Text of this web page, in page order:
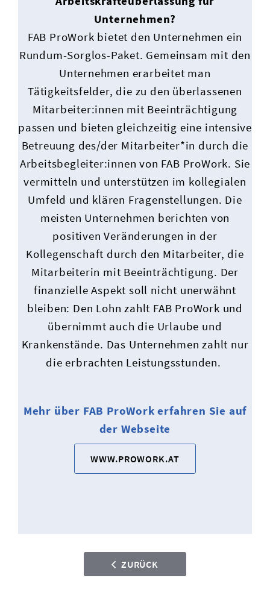
Unternehmen?
FAB ProWork bietet den Unternehmen ein
Rundum-Sorglos-Paket. Gemeinsam mit den
Unternehmen erarbeitet man
Tätigkeitsfelder, die zu den überlassenen
Mitarbeiter:innen mit Beeinträchtigung
passen und bieten gleichzeitig eine intensive
Betreuung des/der Mitarbeiter*in durch die
Arbeitsbegleiter:innen von FAB ProWork. Sie
vermitteln und unterstützen im kollegialen
Umfeld und klären Fragenstellungen. Die
meisten Unternehmen berichten von
positiven Veränderungen in der
Kollegenschaft durch den Mitarbeiter, die
Mitarbeiterin mit Beeinträchtigung. Der
finanzielle Aspekt soll nicht unerwähnt
bleiben: Den Lohn zahlt FAB ProWork und
übernimmt auch die Urlaube und
Krankenstände. Das Unternehmen zahlt nur
die erbrachten Leistungsstunden.
Mehr über FAB ProWork erfahren Sie auf
der Webseite
WWW.PROWORK.AT
ZURÜCK